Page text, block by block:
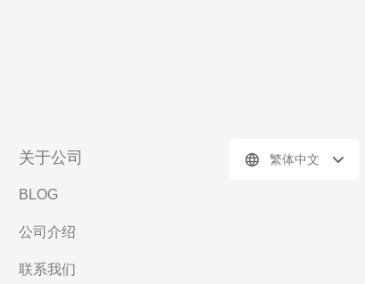
关于公司
BLOG
公司介绍
联系我们
繁体中文